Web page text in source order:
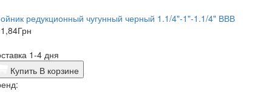
редукционный чугунный черный 1.1/4"-1"-1.1/4" ВВВ
Грн
1-4 дня
Купить В корзине